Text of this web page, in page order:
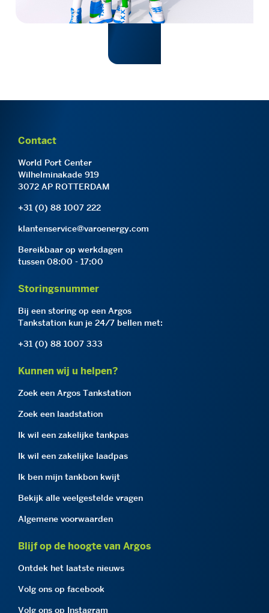
Contact
World Port Center
Wilhelminakade 919
3072 AP ROTTERDAM
+31 (0) 88 1007 222
klantenservice@varoenergy.com
Bereikbaar op werkdagen
tussen 08:00 - 17:00
Storingsnummer
Bij een storing op een Argos
Tankstation kun je 24/7 bellen met:
+31 (0) 88 1007 333
Kunnen wij u helpen?
Zoek een Argos Tankstation
Zoek een laadstation
Ik wil een zakelijke tankpas
Ik wil een zakelijke laadpas
Ik ben mijn tankbon kwijt
Bekijk alle veelgestelde vragen
Algemene voorwaarden
Blijf op de hoogte van Argos
Ontdek het laatste nieuws
Volg ons op facebook
Volg ons op Instagram